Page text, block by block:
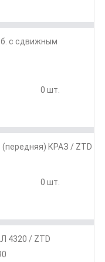
с сдвижным
0 шт.
КРАЗ / ZTD
0 шт.
4320 / ZTD